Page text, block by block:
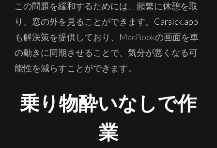
この問題を緩和するためには、頻繁に休憩を取
り、窓の外を見ることができます。 Carsick.app
も解決策を提供しており、MacBookの画面を車
の動きに同期させることで、気分が悪くなる可
能性を減らすことができます。
乗り物酔いなしで作
業